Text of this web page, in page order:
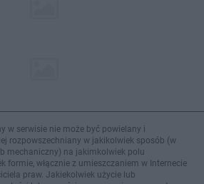
w serwisie nie może być powielany i
rozpowszechniany w jakikolwiek sposób (w
mechaniczny) na jakimkolwiek polu
formie, włącznie z umieszczaniem w Internecie
praw. Jakiekolwiek użycie lub